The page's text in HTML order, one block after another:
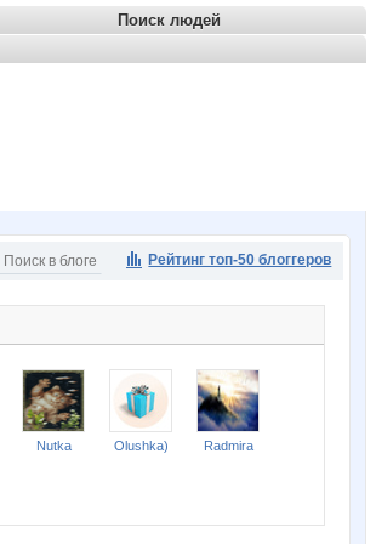
Поиск людей
Рейтинг топ-50 блоггеров
Nutka Olushka) Radmira